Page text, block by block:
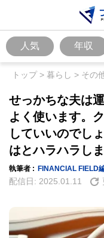
人気 年収
トップ> 暮らし > その
せっかちな夫は
よく使います。
していいのでし
はとハラハラし
執筆者 : FINANCIAL FIELD
配信日: 2025.01.11